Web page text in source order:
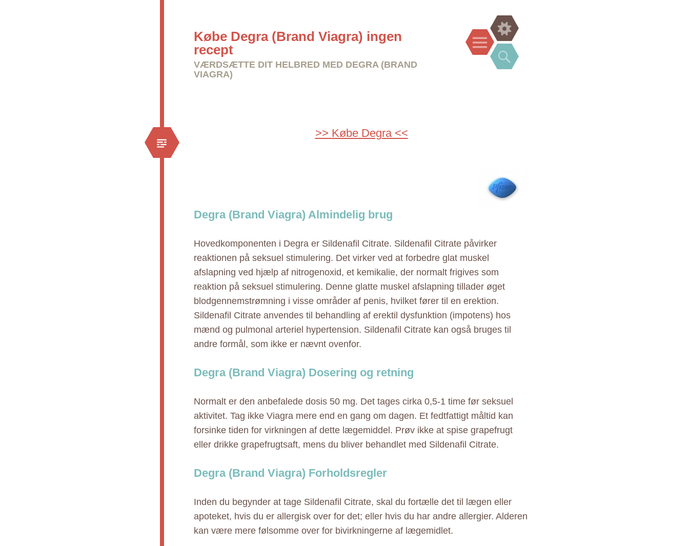
Købe Degra (Brand Viagra) ingen
recept
VÆRDSÆTTE DIT HELBRED MED DEGRA (BRAND
VIAGRA)
Menu
Widgets
Search
>> Købe Degra <<
Degra (Brand Viagra) Almindelig brug
Hovedkomponenten i Degra er Sildenafil Citrate. Sildenafil Citrate påvirker
reaktionen på seksuel stimulering. Det virker ved at forbedre glat muskel
afslapning ved hjælp af nitrogenoxid, et kemikalie, der normalt frigives som
reaktion på seksuel stimulering. Denne glatte muskel afslapning tillader øget
blodgennemstrømning i visse områder af penis, hvilket fører til en erektion.
Sildenafil Citrate anvendes til behandling af erektil dysfunktion (impotens) hos
mænd og pulmonal arteriel hypertension. Sildenafil Citrate kan også bruges til
andre formål, som ikke er nævnt ovenfor.
Degra (Brand Viagra) Dosering og retning
Normalt er den anbefalede dosis 50 mg. Det tages cirka 0,5-1 time før seksuel
aktivitet. Tag ikke Viagra mere end en gang om dagen. Et fedtfattigt måltid kan
forsinke tiden for virkningen af dette lægemiddel. Prøv ikke at spise grapefrugt
eller drikke grapefrugtsaft, mens du bliver behandlet med Sildenafil Citrate.
Degra (Brand Viagra) Forholdsregler
Inden du begynder at tage Sildenafil Citrate, skal du fortælle det til lægen eller
apoteket, hvis du er allergisk over for det; eller hvis du har andre allergier. Alderen
kan være mere følsomme over for bivirkningerne af lægemidlet.